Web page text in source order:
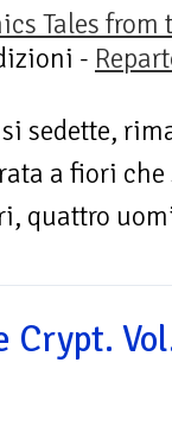
Tales from
-
sedette,
a fiori
quattro
Crypt.